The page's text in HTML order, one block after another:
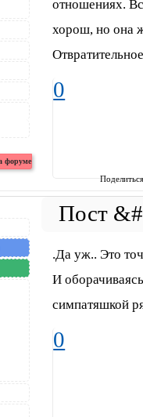
отношениях.
хорош, но она
0
.Да уж.. Это
И
симпатяшкой
0